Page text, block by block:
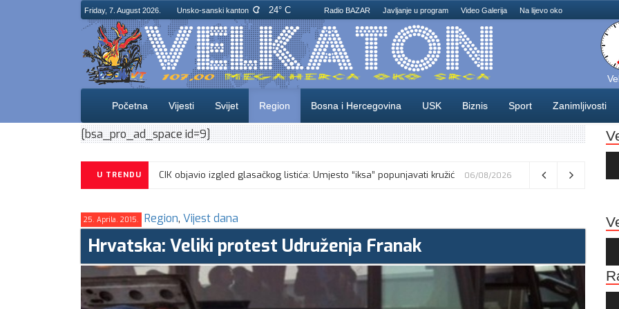
Friday, 7. August 2026. Unsko-sanski kanton 24° C Radio BAZAR Javljanje u program Video Galerija Na lijevo oko
Početna Vijesti Svijet Region Bosna i Hercegovina USK Biznis Sport Zanimljivosti
[bsa_pro_ad_space id=9]
U TRENDU Osamnaest zeničkih rudara još uvijek se nalaze u jami Raspotočje: Protest zbog kašnjenja plaća i neuplaćenih doprinosa
25. Aprila. 2015. Region, Vijest dana
Hrvatska: Veliki protest Udruženja Franak